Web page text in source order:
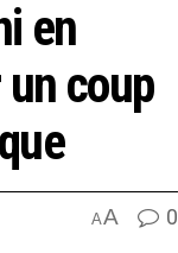
en
coup
AA 0